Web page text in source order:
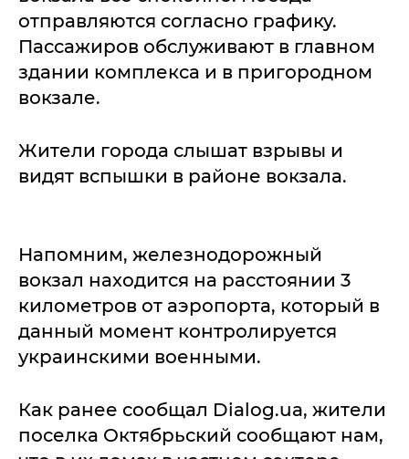
отправляются согласно графику.
Пассажиров обслуживают в главном
здании комплекса и в пригородном
вокзале.
Жители города слышат взрывы и
видят вспышки в районе вокзала.
Напомним, железнодорожный
вокзал находится на расстоянии 3
километров от аэропорта, который в
данный момент контролируется
украинскими военными.
Как ранее сообщал Dialog.ua, жители
поселка Октябрьский сообщают нам,